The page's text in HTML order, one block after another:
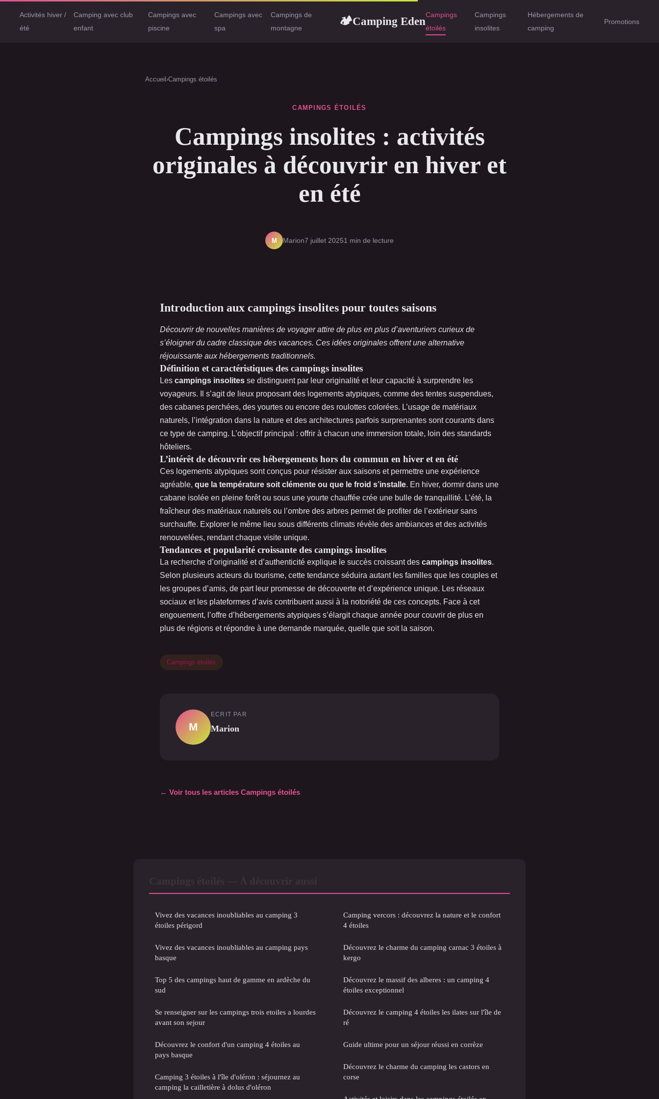
Activités hiver /
été
Camping avec club
enfant
Campings avec
piscine
Campings avec
spa
Campings de
montagne
🏕Camping EdenCampings
étoilés
Campings
insolites
Hébergements de
camping
Promotions
Accueil ›Campings étoilés
CAMPINGS ÉTOILÉS
Campings insolites : activités
originales à découvrir en hiver et
en été
M Marion7 juillet 20251 min de lecture
Introduction aux campings insolites pour toutes saisons
Découvrir de nouvelles manières de voyager attire de plus en plus d’aventuriers curieux de
s’éloigner du cadre classique des vacances. Ces idées originales offrent une alternative
réjouissante aux hébergements traditionnels.
Définition et caractéristiques des campings insolites
Les campings insolites se distinguent par leur originalité et leur capacité à surprendre les
voyageurs. Il s’agit de lieux proposant des logements atypiques, comme des tentes suspendues,
des cabanes perchées, des yourtes ou encore des roulottes colorées. L’usage de matériaux
naturels, l’intégration dans la nature et des architectures parfois surprenantes sont courants dans
ce type de camping. L’objectif principal : offrir à chacun une immersion totale, loin des standards
hôteliers.
L’intérêt de découvrir ces hébergements hors du commun en hiver et en été
Ces logements atypiques sont conçus pour résister aux saisons et permettre une expérience
agréable, que la température soit clémente ou que le froid s’installe. En hiver, dormir dans une
cabane isolée en pleine forêt ou sous une yourte chauffée crée une bulle de tranquillité. L’été, la
fraîcheur des matériaux naturels ou l’ombre des arbres permet de profiter de l’extérieur sans
surchauffe. Explorer le même lieu sous différents climats révèle des ambiances et des activités
renouvelées, rendant chaque visite unique.
Tendances et popularité croissante des campings insolites
La recherche d’originalité et d’authenticité explique le succès croissant des campings insolites.
Selon plusieurs acteurs du tourisme, cette tendance séduira autant les familles que les couples et
les groupes d’amis, de part leur promesse de découverte et d’expérience unique. Les réseaux
sociaux et les plateformes d’avis contribuent aussi à la notoriété de ces concepts. Face à cet
engouement, l’offre d’hébergements atypiques s’élargit chaque année pour couvrir de plus en
plus de régions et répondre à une demande marquée, quelle que soit la saison.
Campings étoilés
M
ECRIT PAR
Marion
← Voir tous les articles Campings étoilés
Vivez des vacances inoubliables au camping 3
étoiles périgord
Vivez des vacances inoubliables au camping pays
basque
Top 5 des campings haut de gamme en ardèche du
sud
Se renseigner sur les campings trois etoiles a lourdes
avant son sejour
Découvrez le confort d'un camping 4 étoiles au
pays basque
Camping 3 étoiles à l'île d'oléron : séjournez au
camping la cailletière à dolus d'oléron
Camping vercors : découvrez la nature et le confort
4 étoiles
Découvrez le charme du camping carnac 3 étoiles à
kergo
Découvrez le massif des alberes : un camping 4
étoiles exceptionnel
Découvrez le camping 4 étoiles les ilates sur l'île de
ré
Guide ultime pour un séjour réussi en corrèze
Découvrez le charme du camping les castors en
corse